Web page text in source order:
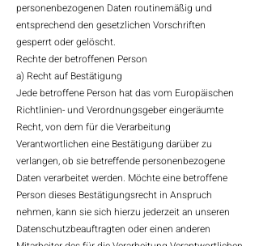
personenbezogenen Daten routinemäßig und
entsprechend den gesetzlichen Vorschriften
gesperrt oder gelöscht.
Rechte der betroffenen Person
a) Recht auf Bestätigung
Jede betroffene Person hat das vom Europäischen
Richtlinien- und Verordnungsgeber eingeräumte
Recht, von dem für die Verarbeitung
Verantwortlichen eine Bestätigung darüber zu
verlangen, ob sie betreffende personenbezogene
Daten verarbeitet werden. Möchte eine betroffene
Person dieses Bestätigungsrecht in Anspruch
nehmen, kann sie sich hierzu jederzeit an unseren
Datenschutzbeauftragten oder einen anderen